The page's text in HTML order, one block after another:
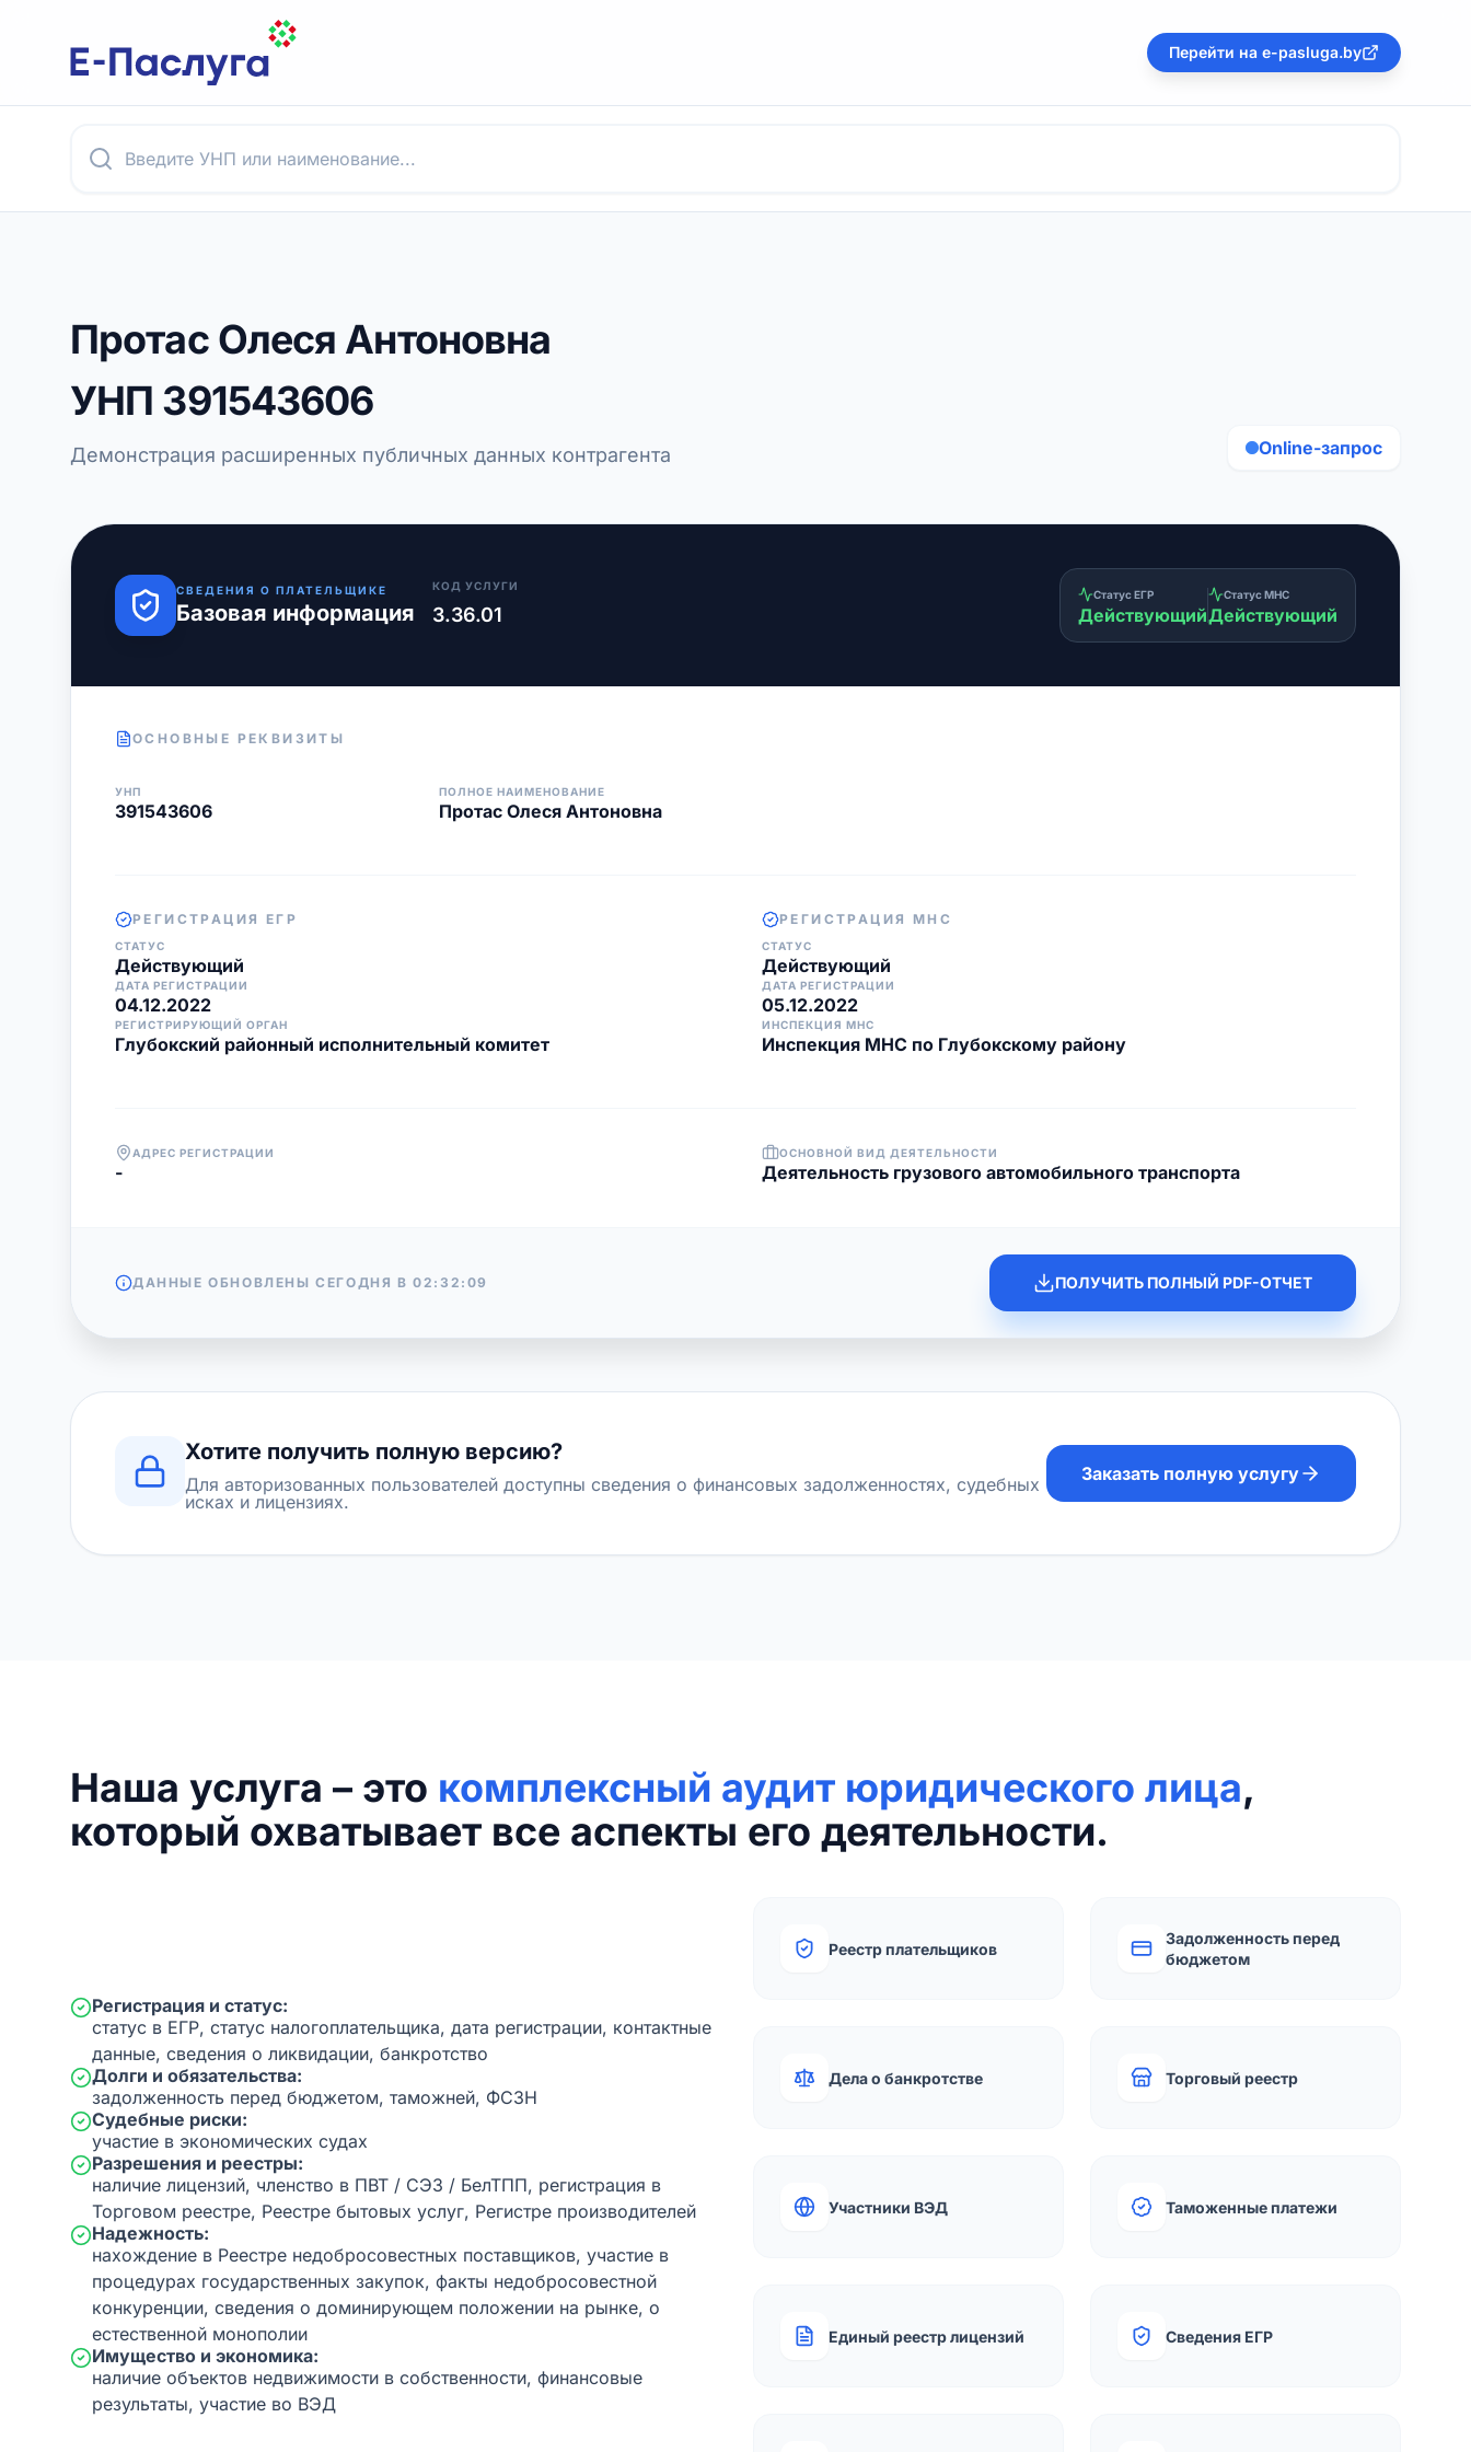
Перейти на e-pasluga.by
Протас Олеся Антоновна
УНП 391543606
Демонстрация расширенных публичных данных контрагента Online-запрос
СВЕДЕНИЯ О ПЛАТЕЛЬЩИКЕ
Базовая информация
КОД УСЛУГИ
3.36.01
Статус ЕГР
Действующий
Статус МНС
Действующий
ОСНОВНЫЕ РЕКВИЗИТЫ
УНП
391543606
ПОЛНОЕ НАИМЕНОВАНИЕ
Протас Олеся Антоновна
РЕГИСТРАЦИЯ ЕГР
СТАТУС
Действующий
ДАТА РЕГИСТРАЦИИ
04.12.2022
РЕГИСТРИРУЮЩИЙ ОРГАН
Глубокский районный исполнительный комитет
РЕГИСТРАЦИЯ МНС
СТАТУС
Действующий
ДАТА РЕГИСТРАЦИИ
05.12.2022
ИНСПЕКЦИЯ МНС
Инспекция МНС по Глубокскому району
АДРЕС РЕГИСТРАЦИИ
-
ОСНОВНОЙ ВИД ДЕЯТЕЛЬНОСТИ
Деятельность грузового автомобильного транспорта
ДАННЫЕ ОБНОВЛЕНЫ СЕГОДНЯ В02:32:09 ПОЛУЧИТЬ ПОЛНЫЙ PDF-ОТЧЕТ
Хотите получить полную версию?
Для авторизованных пользователей доступны сведения о финансовых задолженностях, судебных
исках и лицензиях.
Заказать полную услугу
Наша услуга – это комплексный аудит юридического лица,
который охватывает все аспекты его деятельности.
Регистрация и статус:
статус в ЕГР, статус налогоплательщика, дата регистрации, контактные
данные, сведения о ликвидации, банкротство
Долги и обязательства:
задолженность перед бюджетом, таможней, ФСЗН
Судебные риски:
участие в экономических судах
Разрешения и реестры:
наличие лицензий, членство в ПВТ / СЭЗ / БелТПП, регистрация в
Торговом реестре, Реестре бытовых услуг, Регистре производителей
Надежность:
нахождение в Реестре недобросовестных поставщиков, участие в
процедурах государственных закупок, факты недобросовестной
конкуренции, сведения о доминирующем положении на рынке, о
естественной монополии
Имущество и экономика:
наличие объектов недвижимости в собственности, финансовые
результаты, участие во ВЭД
Реестр плательщиков
Задолженность перед
бюджетом
Дела о банкротстве Торговый реестр
Участники ВЭД Таможенные платежи
Единый реестр лицензий Сведения ЕГР